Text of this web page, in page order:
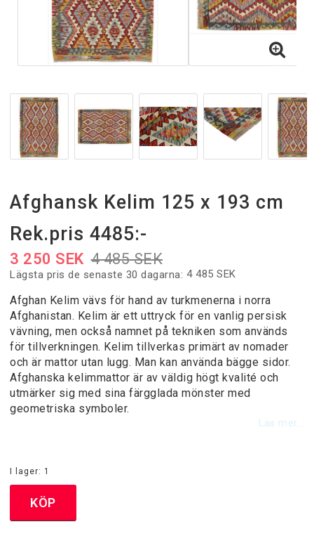
Gångmattor på metervara
Tjocka Ullmattor
Designermattor
Handknutna Mattor
Heltäckningsmattor
Moderna Maskinvävda Mattor
Runda Mattor
Trasmattor / Bomullsgarnmattor
Afghansk Kelim 125 x 193 cm
Rek.pris 4485:-
4 485 SEK
3 250 SEK
Lägsta pris de senaste 30 dagarna 4 485 SEK
Afghan Kelim vävs för hand av turkmenerna i norra
Afghanistan. Kelim är ett uttryck för en vanlig persisk
vävning, men också namnet på tekniken som används
för tillverkningen. Kelim tillverkas primärt av nomader
och är mattor utan lugg. Man kan använda bägge sidor.
Afghanska kelimmattor är av väldig högt kvalité och
utmärker sig med sina färgglada mönster med
geometriska symboler.
Läs mer...
I lager: 1
KÖP